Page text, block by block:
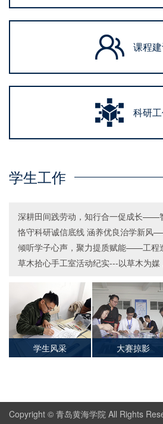
课程
科研
学生工作
草木拾心手工室活动纪实---以草木为媒
学生风采 大赛掠影
Copyright © 青岛黄海学院 All Rights